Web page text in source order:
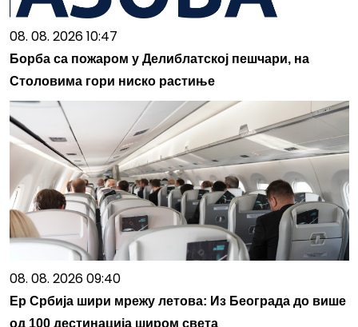
08. 08. 2026 10:47
Борба са пожаром у Делиблатској пешчари, на
Столовима гори ниско растиње
08. 08. 2026 09:40
Ер Србија шири мрежу летова: Из Београда до више
од 100 дестинација широм света